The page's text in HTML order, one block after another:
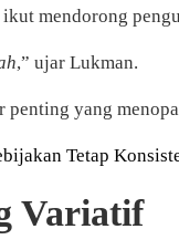
mendorong
,” ujar Lukman.
yang
Tetap
Variatif